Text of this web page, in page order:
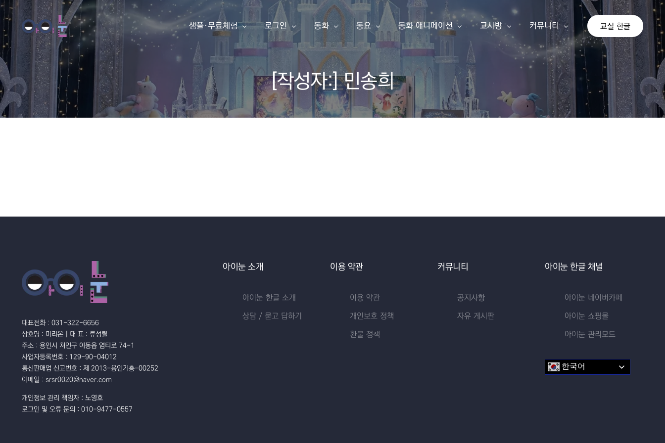
샘플·무료체험
한글 동화책 샘플
영어 동화책 샘플
동요
동요 샘플
아이눈 소개
로그인
동화책 만들기
내 동화책
구독 신청
동화
아이눈 이북
한글 동화책
영어 동화책
동요
아이눈 음악
주니어 싱어
동화 애니메이션
아이눈 동영상
동화 애니메이션
교사방
교사 등업신청
교실 한글
쓰기 추가
커뮤니티
공지사항
자유게시판
기존 게시판
교실 한글
[작성자:]민송희
대표전화 : 031-322-6656
상호명 : 미리온 | 대 표 : 류성렬
주소 : 용인시 처인구 이동읍 염티로 74-1
사업자등록번호 : 129-90-04012
통신판매업 신고번호 : 제 2013-용인기흥-00252
이메일 : srsr0020@naver.com
개인정보 관리 책임자 : 노영호
로그인 및 오류 문의 : 010-9477-0557
아이눈 소개
아이눈 한글 소개
상담 / 묻고 답하기
이용 약관
이용 약관
개인보호 정책
환불 정책
커뮤니티
공지사항
자유 게시판
아이눈 한글 채널
아이눈 네이버카페
아이눈 쇼핑몰
아이눈 관리모드
한국어